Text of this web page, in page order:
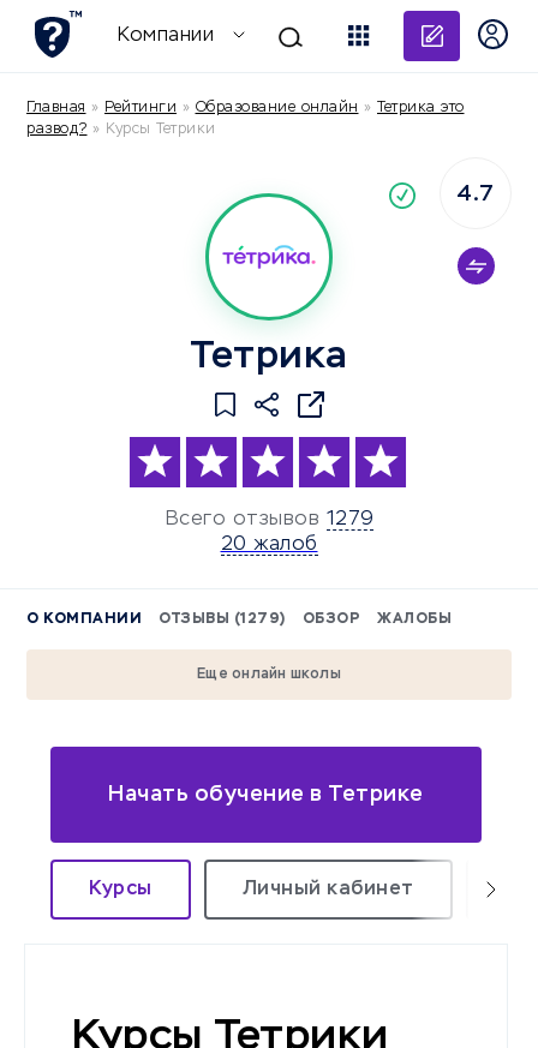
Компании
Главная » Рейтинги » Образование онлайн »
Тетрика это
развод? » Курсы Тетрики
Тетрика
Всего отзывов 1279
20 жалоб
4.7
О КОМПАНИИ ОТЗЫВЫ (1279) ОБЗОР ЖАЛОБЫ
Еще онлайн школы
Начать обучение в Тетрике
Курсы Личный кабинет
Курсы Тетрики